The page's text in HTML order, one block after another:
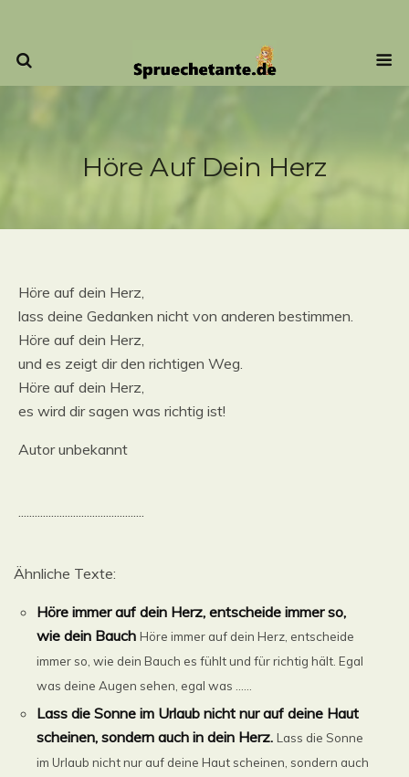
Höre Auf Dein Herz
Höre auf dein Herz,
lass deine Gedanken nicht von anderen bestimmen.
Höre auf dein Herz,
und es zeigt dir den richtigen Weg.
Höre auf dein Herz,
es wird dir sagen was richtig ist!
Autor unbekannt
..............................................
Ähnliche Texte:
Höre immer auf dein Herz, entscheide immer so,
wie dein Bauch Höre immer auf dein Herz, entscheide
immer so, wie dein Bauch es fühlt und für richtig hält. Egal
was deine Augen sehen, egal was ......
Lass die Sonne im Urlaub nicht nur auf deine Haut
scheinen, sondern auch in dein Herz. Lass die Sonne
im Urlaub nicht nur auf deine Haut scheinen, sondern auch